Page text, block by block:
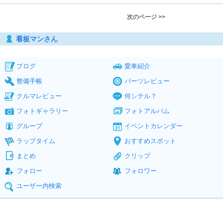
次のページ >>
看板マンさん
ブログ
愛車紹介
整備手帳
パーツレビュー
クルマレビュー
何シテル？
フォトギャラリー
フォトアルバム
グループ
イベントカレンダー
ラップタイム
おすすめスポット
まとめ
クリップ
フォロー
フォロワー
ユーザー内検索